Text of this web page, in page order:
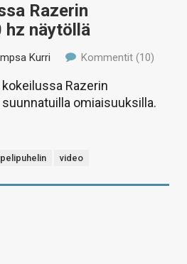
Razerin
hz näytöllä
Kurri Kommentit (10)
Razerin
omiaisuuksilla.
pelipuhelin video